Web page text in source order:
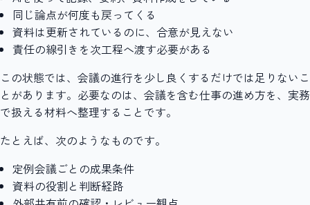
同じ論点が何度も戻ってくる
資料は更新されているのに、合意が見えない
責任の線引きを次工程へ渡す必要がある
この状態では、会議の進行を少し良くするだけでは足りないこ
とがあります。必要なのは、会議を含む仕事の進め方を、実務
で扱える材料へ整理することです。
たとえば、次のようなものです。
定例会議ごとの成果条件
資料の役割と判断経路